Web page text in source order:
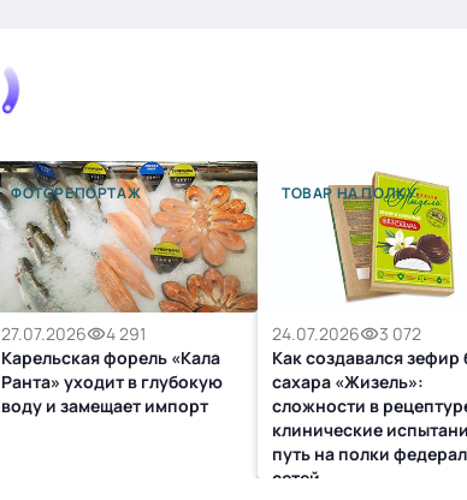
ФОТОРЕПОРТАЖ
27.07.2026
4 291
Карельская форель «Кала
Ранта» уходит в глубокую
воду и замещает импорт
ТОВАР НА ПОЛКУ
24.07.2026
3 072
Как создавался зефир
сахара «Жизель»:
сложности в
клинические
путь на полки
сетей